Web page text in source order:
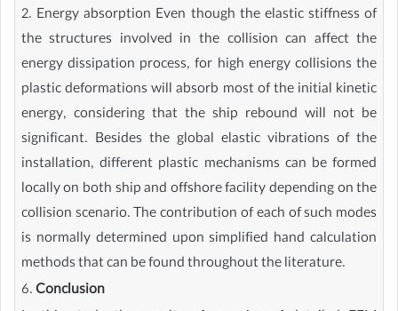
2. Energy absorption Even though the elastic stiffness of
the structures involved in the collision can affect the
energy dissipation process, for high energy collisions the
plastic deformations will absorb most of the initial kinetic
energy, considering that the ship rebound will not be
significant. Besides the global elastic vibrations of the
installation, different plastic mechanisms can be formed
locally on both ship and offshore facility depending on the
collision scenario. The contribution of each of such modes
is normally determined upon simplified hand calculation
methods that can be found throughout the literature.
6.Conclusion